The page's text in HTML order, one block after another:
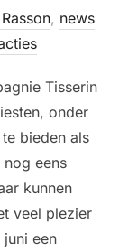
, news
Tisserin
onder
bieden als
eens
kunnen
veel plezier
een